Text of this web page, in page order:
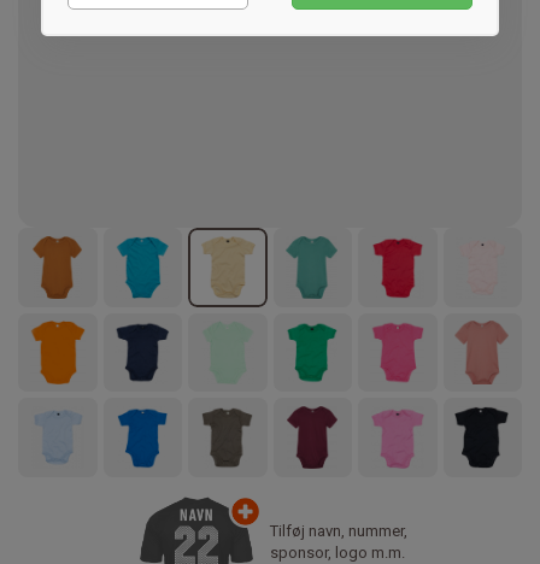
Tilføj navn, nummer,
sponsor, logo m.m.